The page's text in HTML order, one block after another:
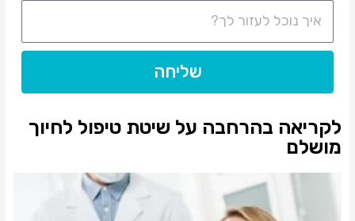
שליחה
לקריאה בהרחבה על שיטת טיפול לחיוך
מושלם